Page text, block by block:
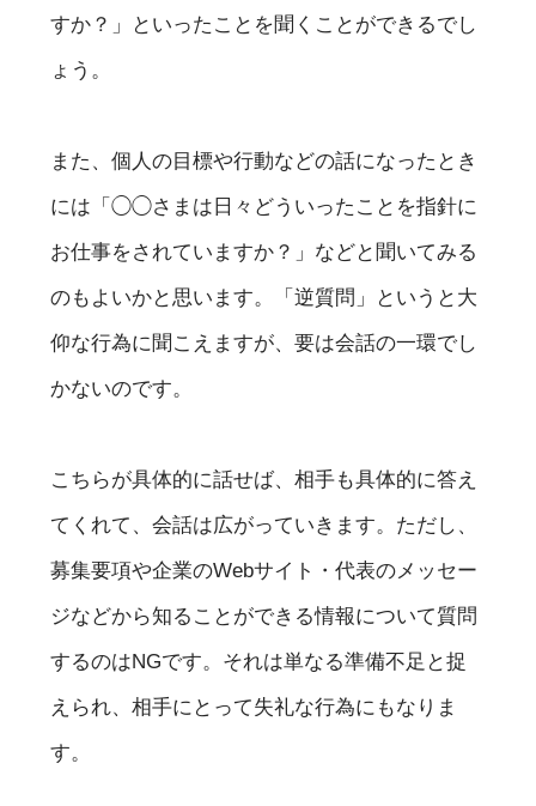
すか？」といったことを聞くことができるでし
ょう。
また、個人の目標や行動などの話になったとき
には「◯◯さまは日々どういったことを指針に
お仕事をされていますか？」などと聞いてみる
のもよいかと思います。「逆質問」というと大
仰な行為に聞こえますが、要は会話の一環でし
かないのです。
こちらが具体的に話せば、相手も具体的に答え
てくれて、会話は広がっていきます。ただし、
募集要項や企業のWebサイト・代表のメッセー
ジなどから知ることができる情報について質問
するのはNGです。それは単なる準備不足と捉
えられ、相手にとって失礼な行為にもなりま
す。